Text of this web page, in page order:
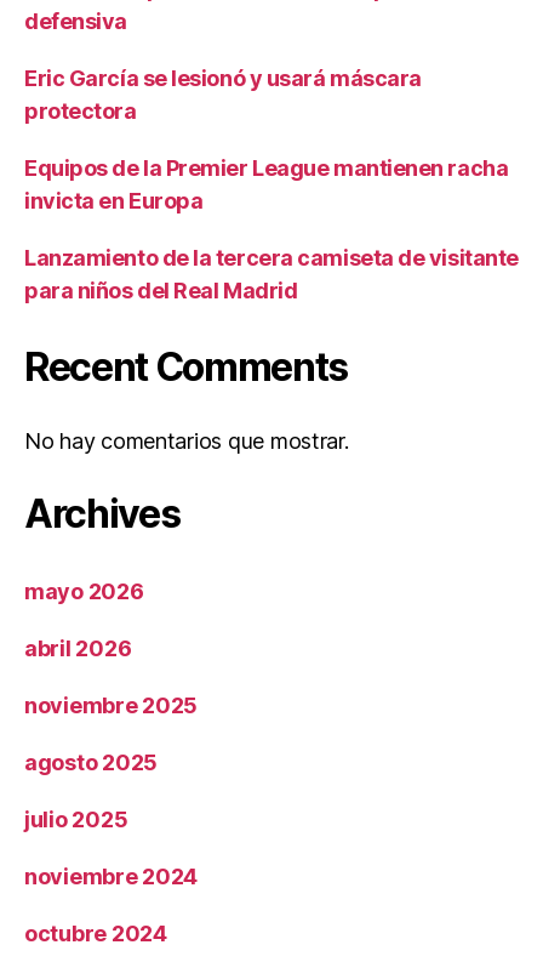
defensiva
Eric García se lesionó y usará máscara
protectora
Equipos de la Premier League mantienen racha
invicta en Europa
Lanzamiento de la tercera camiseta de visitante
para niños del Real Madrid
Recent Comments
No hay comentarios que mostrar.
Archives
mayo 2026
abril 2026
noviembre 2025
agosto 2025
julio 2025
noviembre 2024
octubre 2024